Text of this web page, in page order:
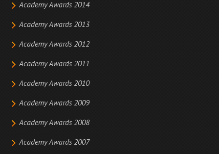
Academy Awards 2014
Academy Awards 2013
Academy Awards 2012
Academy Awards 2011
Academy Awards 2010
Academy Awards 2009
Academy Awards 2008
Academy Awards 2007